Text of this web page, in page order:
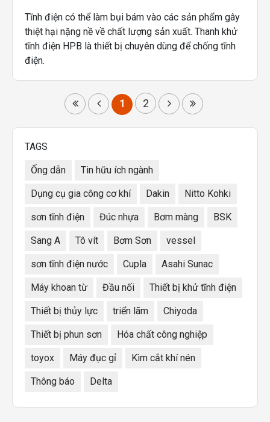
Tĩnh điện có thể làm bụi bám vào các sản phẩm gây
thiệt hại nặng nề về chất lượng sản xuất. Thanh khử
tĩnh điện HPB là thiết bị chuyên dùng để chống tĩnh
điện.
1 2
TAGS
Ống dẫn Tin hữu ích ngành
Dụng cụ gia công cơ khí Dakin Nitto Kohki
sơn tĩnh điện Đúc nhựa Bơm màng BSK
Sang A Tô vít Bơm Sơn vessel
sơn tĩnh điện nước Cupla Asahi Sunac
Máy khoan từ Đầu nối Thiết bị khử tĩnh điện
Thiết bị thủy lực triển lãm Chiyoda
Thiết bị phun sơn Hóa chất công nghiệp
toyox Máy đục gỉ Kìm cắt khí nén
Thông báo Delta